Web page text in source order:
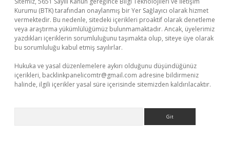
Kurumu (BTK) tarafından onaylanmış bir Yer Sağlayıcı olarak hizmet
vermektedir. Bu nedenle, sitedeki içerikleri proaktif olarak denetleme
veya araştırma yükümlülüğümüz bulunmamaktadır. Ancak, üyelerimiz
yazdıkları içeriklerin sorumluluğunu taşımakta olup, siteye üye olarak
bu sorumluluğu kabul etmiş sayılırlar.
Hukuka ve yasal düzenlemelere aykırı olduğunu düşündüğünüz
içerikleri, backlinkpanelicomtr@gmail.com adresine bildirmeniz
halinde, ilgili içerikler yasal süre içerisinde sitemizden kaldırılacaktır.